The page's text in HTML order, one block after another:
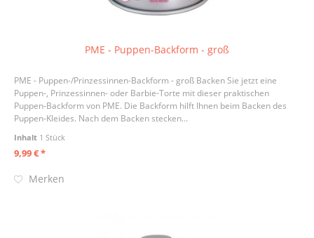
PME - Puppen-Backform - groß
PME - Puppen-/Prinzessinnen-Backform - groß Backen Sie jetzt eine
Puppen-, Prinzessinnen- oder Barbie-Torte mit dieser praktischen
Puppen-Backform von PME. Die Backform hilft Ihnen beim Backen des
Puppen-Kleides. Nach dem Backen stecken...
Inhalt 1 Stück
9,99 € *
Merken